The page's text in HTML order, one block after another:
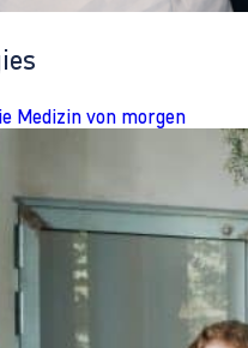
Medizin von morgen